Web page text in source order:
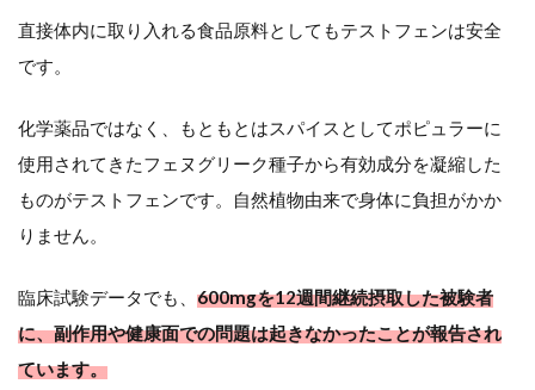
直接体内に取り入れる食品原料としてもテストフェンは安全
です。
化学薬品ではなく、もともとはスパイスとしてポピュラーに
使用されてきたフェヌグリーク種子から有効成分を凝縮した
ものがテストフェンです。自然植物由来で身体に負担がかか
りません。
臨床試験データでも、 600mgを12週間継続摂取した被験者
に、副作用や健康面での問題は起きなかったことが報告され
ています。